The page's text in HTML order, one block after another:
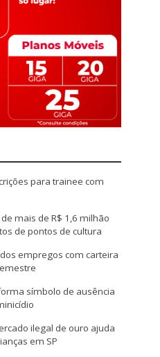
para trainee com
mais de R$ 1,6 milhão
de pontos de cultura
empregos com carteira
símbolo de ausência
ilegal de ouro ajuda
em SP